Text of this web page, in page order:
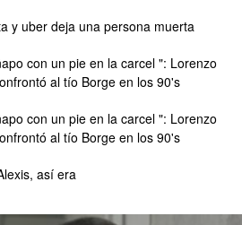
y uber deja una persona muerta
con un pie en la carcel ": Lorenzo
al tío Borge en los 90's
con un pie en la carcel ": Lorenzo
al tío Borge en los 90's
así era